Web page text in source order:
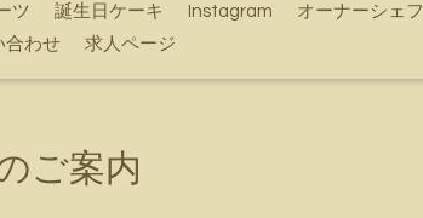
ツ 誕生日ケーキ Instagram オーナーシェフ
合わせ 求人ページ
ご案内